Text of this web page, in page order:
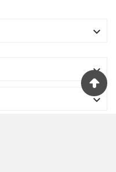


